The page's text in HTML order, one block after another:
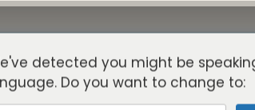
Acerca DeTorresBeneficiosBlog
detected you might be
Do you want to change to: